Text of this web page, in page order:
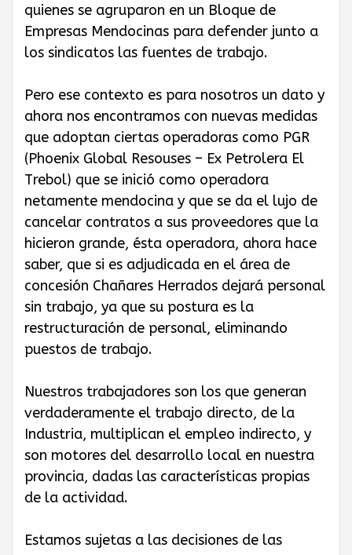
quienes se agruparon en un Bloque de
Empresas Mendocinas para defender junto a
los sindicatos las fuentes de trabajo.
Pero ese contexto es para nosotros un dato y
ahora nos encontramos con nuevas medidas
que adoptan ciertas operadoras como PGR
(Phoenix Global Resouses – Ex Petrolera El
Trebol) que se inició como operadora
netamente mendocina y que se da el lujo de
cancelar contratos a sus proveedores que la
hicieron grande, ésta operadora, ahora hace
saber, que si es adjudicada en el área de
concesión Chañares Herrados dejará personal
sin trabajo, ya que su postura es la
restructuración de personal, eliminando
puestos de trabajo.
Nuestros trabajadores son los que generan
verdaderamente el trabajo directo, de la
Industria, multiplican el empleo indirecto, y
son motores del desarrollo local en nuestra
provincia, dadas las características propias
de la actividad.
Estamos sujetas a las decisiones de las